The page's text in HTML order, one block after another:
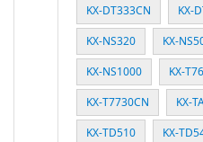
KX-DT333CN KX-
KX-NS320
KX-
KX-NS1000
KX-
KX-T7730CN
KX-
KX-TD510
KX-